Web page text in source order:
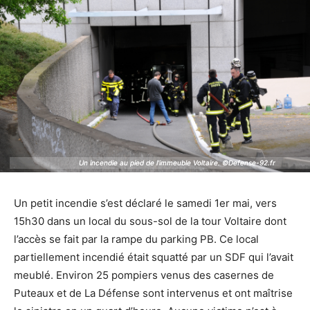
Un incendie au pied de l'immeuble Voltaire. ©Defense-92.fr
Un incendie au pied de l'immeuble Voltaire. ©Defense-92.fr
Un petit incendie s’est déclaré le samedi 1er mai, vers
15h30 dans un local du sous-sol de la tour Voltaire dont
l’accès se fait par la rampe du parking PB. Ce local
partiellement incendié était squatté par un SDF qui l’avait
meublé. Environ 25 pompiers venus des casernes de
Puteaux et de La Défense sont intervenus et ont maîtrise